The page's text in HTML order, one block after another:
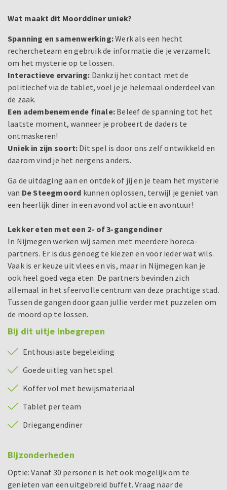
Wat maakt dit Moorddiner uniek?
Spanning en samenwerking:Werk als een hecht
rechercheteam en gebruik de informatie die je verzamelt
om het mysterie op te lossen.
Interactieve ervaring: Dankzij het contact met de
politiechef via de tablet, voel je je helemaal onderdeel van
de zaak.
Een adembenemende finale: Beleef de spanning tot het
laatste moment, wanneer je probeert de daders te
ontmaskeren!
Uniek in zijn soort: Dit spel is door ons zelf ontwikkeld en
daarom vind je het nergens anders.
Ga de uitdaging aan en ontdek of jij en je team het mysterie
van De Steegmoord kunnen oplossen, terwijl je geniet van
een heerlijk diner in een avond vol actie en avontuur!
Lekker eten met een 2- of 3-gangendiner
In Nijmegen werken wij samen met meerdere horeca-
partners. Er is dus genoeg te kiezen en voor ieder wat wils.
Vaak is er keuze uit vlees en vis, maar in Nijmegen kan je
ook heel goed vega eten. De partners bevinden zich
allemaal in het sfeervolle centrum van deze prachtige stad.
Tussen de gangen door gaan jullie verder met puzzelen om
de moord op te lossen.
Bij dit uitje inbegrepen
Enthousiaste begeleiding
Goede uitleg van het spel
Koffer vol met bewijsmateriaal
Tablet per team
Driegangendiner
Bijzonderheden
Optie: Vanaf 30 personen is het ook mogelijk om te
genieten van een uitgebreid buffet. Vraag naar de